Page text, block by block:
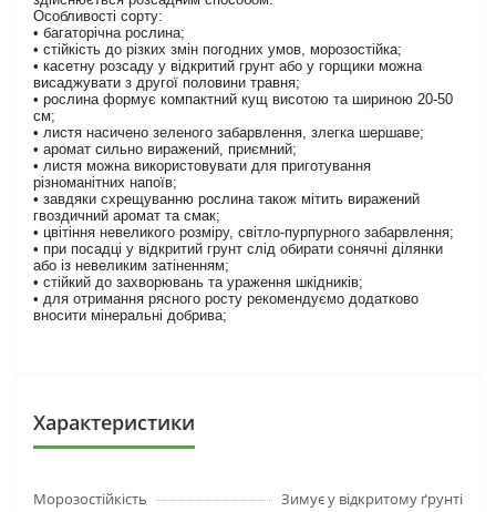
Особливості сорту:
• багаторічна рослина;
• стійкість до різких змін погодних умов, морозостійка;
• касетну розсаду у відкритий грунт або у горщики можна
висаджувати з другої половини травня;
• рослина формує компактний кущ висотою та шириною 20-50
см;
• листя насичено зеленого забарвлення, злегка шершаве;
• аромат сильно виражений, приємний;
• листя можна використовувати для приготування
різноманітних напоїв;
• завдяки схрещуванню рослина також мітить виражений
гвоздичний аромат та смак;
• цвітіння невеликого розміру, світло-пурпурного забарвлення;
• при посадці у відкритий грунт слід обирати сонячні ділянки
або із невеликим затіненням;
• стійкий до захворювань та ураження шкідників;
• для отримання рясного росту рекомендуємо додатково
вносити мінеральні добрива;
Характеристики
Морозостійкість Зимує у відкритому ґрунті